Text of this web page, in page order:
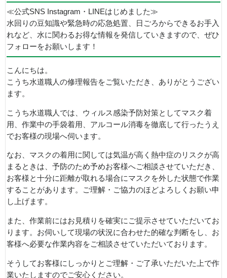
≪公式SNS Instagram・LINEはじめました≫
水回りの豆知識や緊急時の応急処置、日ごろからできるお手入
れなど、水に関わるお得な情報を発信していきますので、ぜひ
フォローをお願いします！
こんにちは。
こうち水道職人の修理報告をご覧いただき、ありがとうござい
ます。
こうち水道職人では、ウィルス感染予防対策としてマスク着
用、作業中の手袋着用、アルコール消毒を徹底して行ったうえ
でお客様の現場へ伺います。
なお、マスクの着用に関しては気温が高く熱中症のリスクが高
まるときは、予防のため予めお客様へご相談させていただき、
お客様と十分に距離が取れる場合にマスクを外した状態で作業
することがあります。ご理解・ご協力のほどよろしくお願い申
し上げます。
また、作業前にはお見積りを確実にご提示させていただいてお
ります。お伺いして現場の状況に合わせた的確な判断をし、お
客様へ必要な作業内容をご相談させていただいております。
そうしてお客様にしっかりとご理解・ご了承いただいた上で作
業いたしますのでご安心ください。